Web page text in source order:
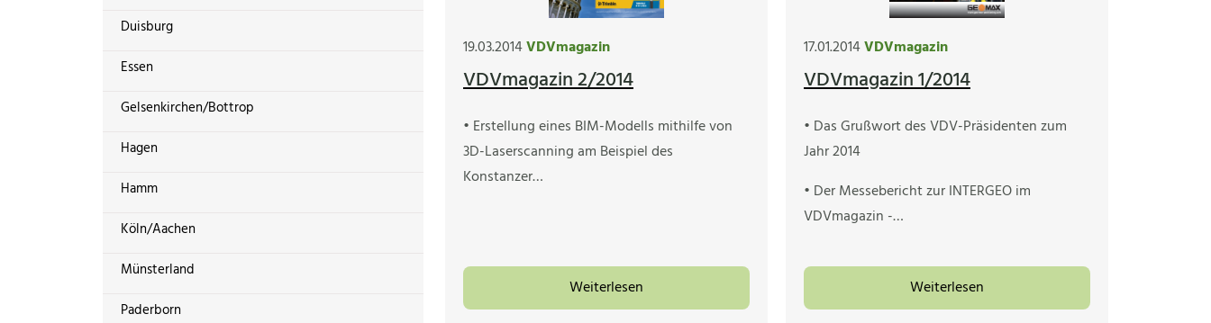
Duisburg
Essen
Gelsenkirchen/Bottrop
Hagen
Hamm
Köln/Aachen
Münsterland
Paderborn
19.03.2014VDVmagazin
VDVmagazin 2/2014
• Erstellung eines BIM-Modells mithilfe von
3D-Laserscanning am Beispiel des
Konstanzer…
Weiterlesen
17.01.2014VDVmagazin
VDVmagazin 1/2014
• Das Grußwort des VDV-Präsidenten zum
Jahr 2014
• Der Messebericht zur INTERGEO im
VDVmagazin -…
Weiterlesen